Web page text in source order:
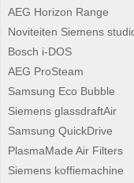
AEG Horizon Range
Noviteiten Siemens
Bosch i-DOS
AEG ProSteam
Samsung Eco Bubble
Siemens glassdraftAir
Samsung QuickDrive
PlasmaMade Air Filters
Siemens koffiemachine